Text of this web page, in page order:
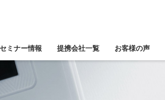
ミナー情報 提携会社一覧 お客様の声